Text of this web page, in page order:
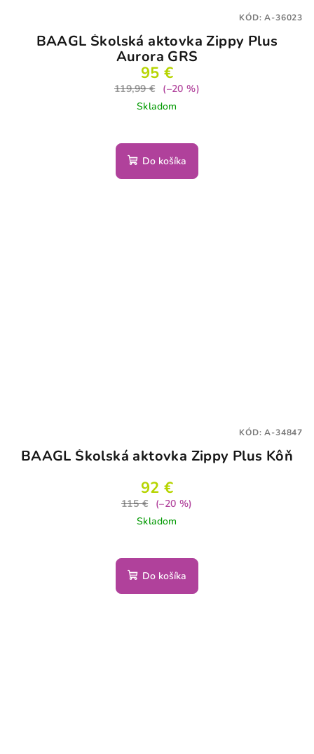
BAAGL Školská aktovka Zippy Plus
Aurora GRS
95 €
119,99 €
(–20 %)
Skladom
Do košíka
KÓD:A-36023
BAAGL Školská aktovka Zippy Plus Kôň
92 €
115 €
(–20 %)
Skladom
hodnotenie
produktu
Do košíka
KÓD:A-34847